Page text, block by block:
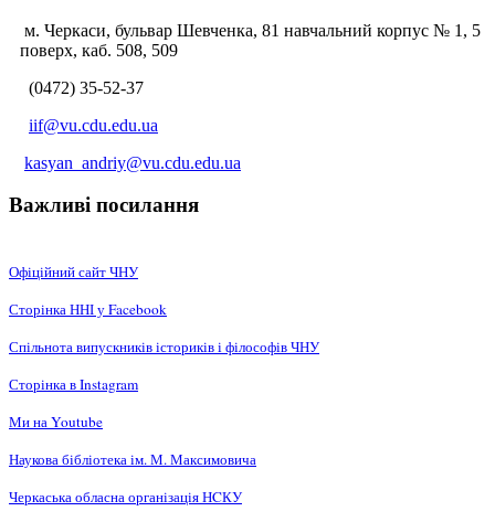
м. Черкаси, бульвар Шевченка, 81 навчальний корпус № 1, 5
поверх, каб. 508, 509
(0472) 35-52-37
iif@vu.cdu.edu.ua
kasyan_andriy@vu.cdu.edu.ua
Важливі посилання
Офіційний сайт ЧНУ
Сторінка ННІ у Facebook
Спільнота випускників істориків і філософів ЧНУ
Сторінка в Instagram
Ми на Youtube
Наукова бібліотека ім. М. Максимовича
Черкаська обласна організація НCКУ